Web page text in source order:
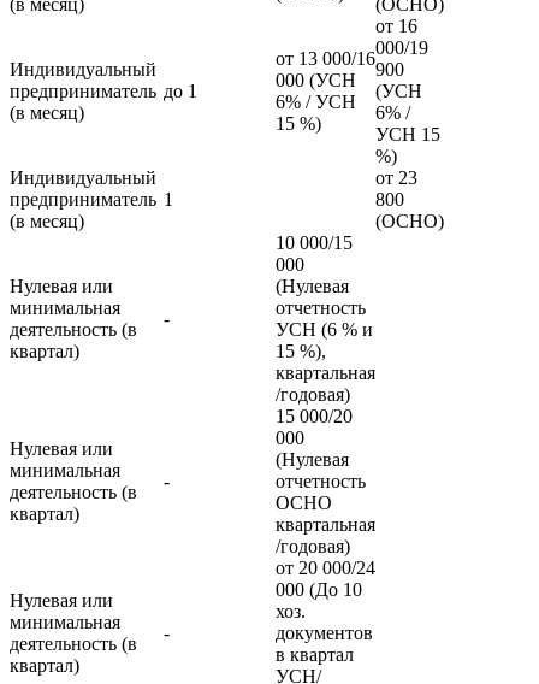
Индивидуальный
предприниматель
(в месяц)
до 1
от 13 000/16
000 (УСН
6% / УСН
15 %)
от 16
000/19
900
(УСН
6% /
УСН 15
%)
Индивидуальный
предприниматель
(в месяц)
1
от 23
800
(ОСНО)
Нулевая или
минимальная
деятельность (в
квартал)
-
10 000/15
000
(Нулевая
отчетность
УСН (6 % и
15 %),
квартальная
/годовая)
Нулевая или
минимальная
деятельность (в
квартал)
-
15 000/20
000
(Нулевая
отчетность
ОСНО
квартальная
/годовая)
Нулевая или
минимальная
деятельность (в
квартал)
-
от 20 000/24
000 (До 10
хоз.
документов
в квартал
УСН/